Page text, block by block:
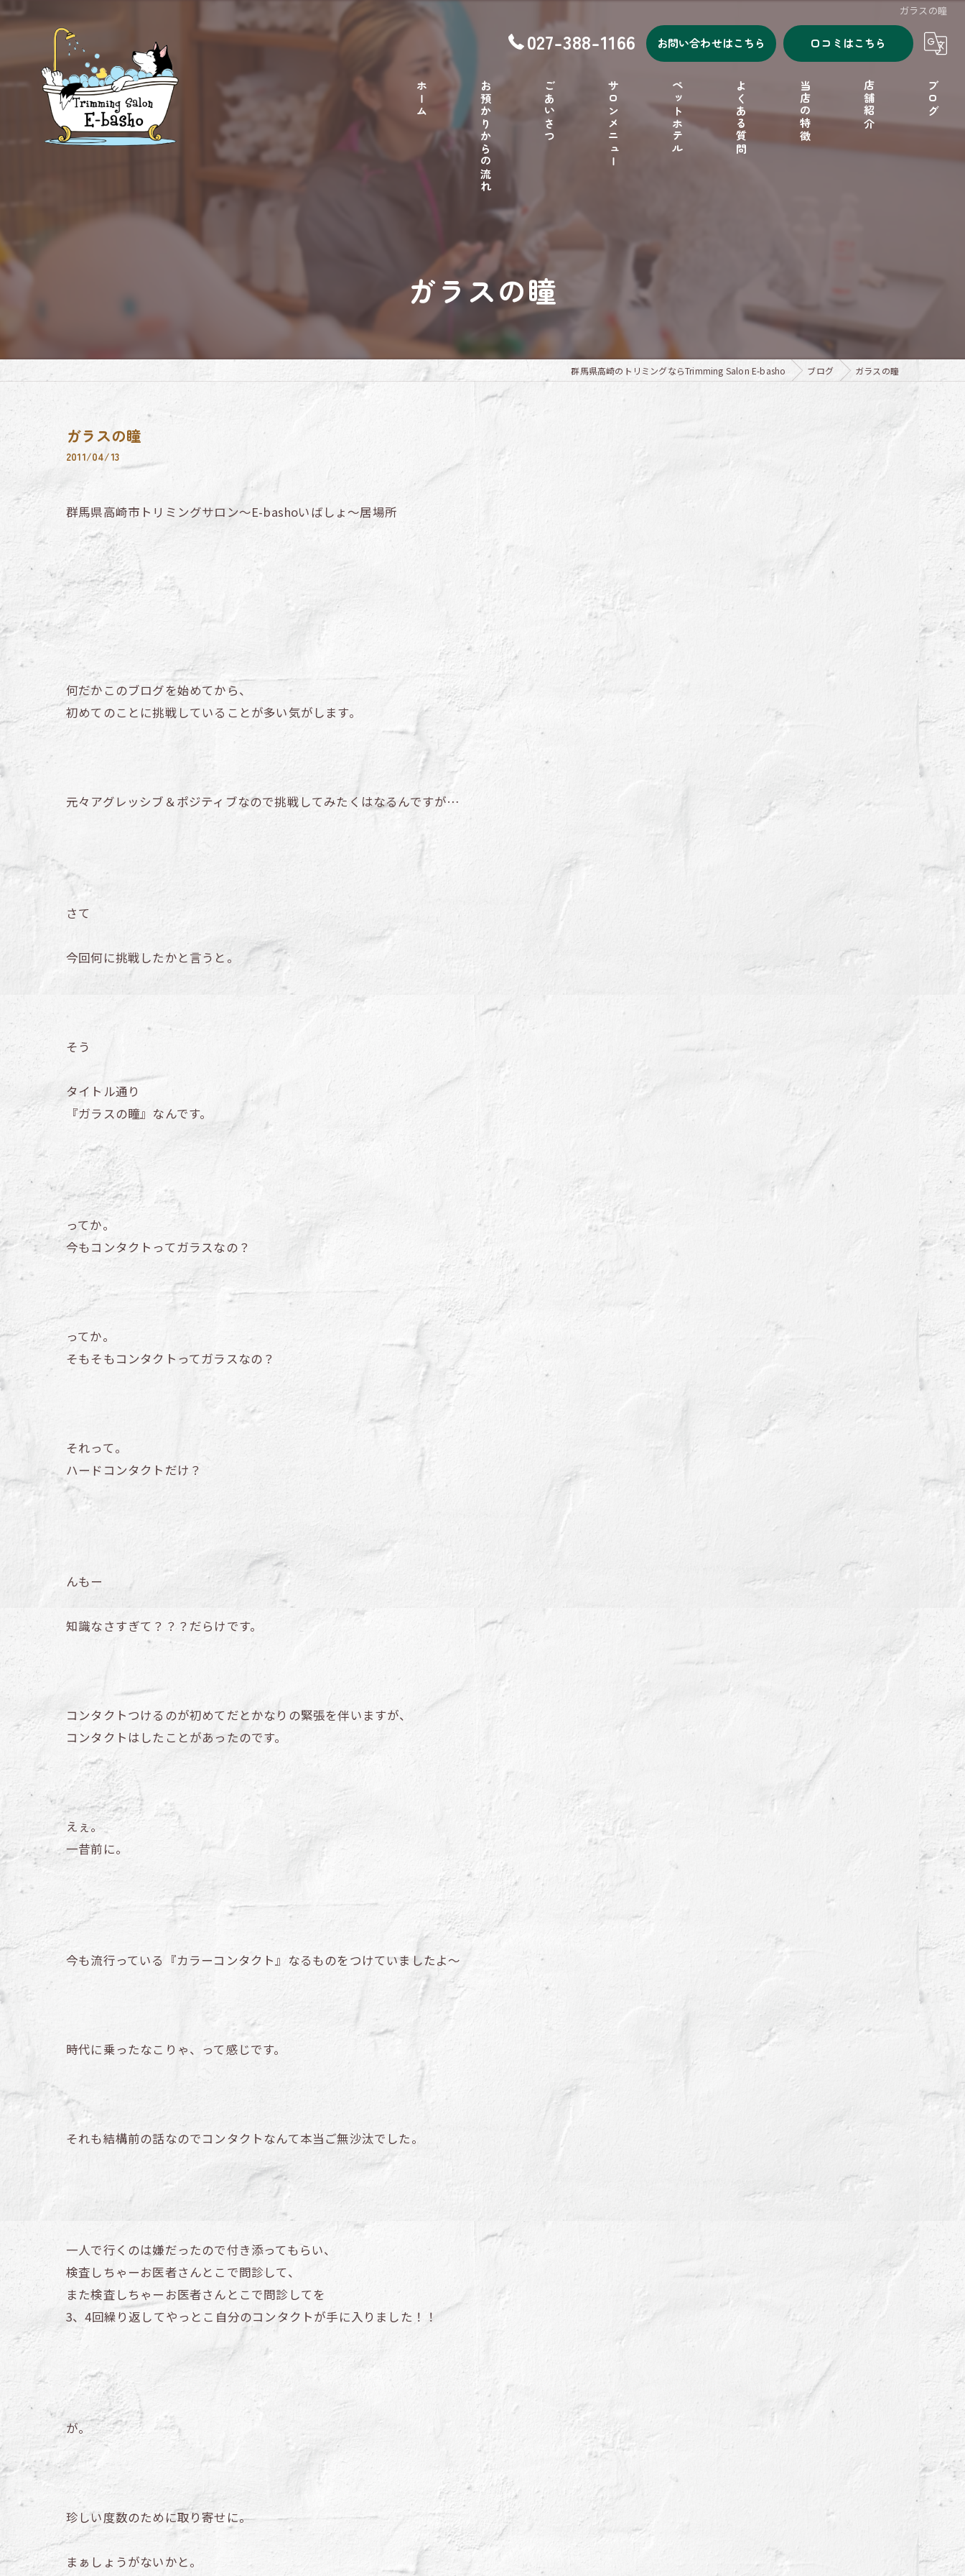
ガラスの瞳
027-388-1166 お問い合わせはこちら 口コミはこちら
ホーム お預かりからの流れ ごあいさつ サロンメニュー ペットホテル よくある質問 当店の特徴 店舗紹介 ブログ
ガラスの瞳
群馬県高崎のトリミングならTrimming Salon E-basho ブログ ガラスの瞳
ガラスの瞳
2011/04/13
群馬県高崎市トリミングサロン～E-bashoいばしょ～居場所
何だかこのブログを始めてから、
初めてのことに挑戦していることが多い気がします。
元々アグレッシブ＆ポジティブなので挑戦してみたくはなるんですが…
さて
今回何に挑戦したかと言うと。
そう
タイトル通り
『ガラスの瞳』なんです。
ってか。
今もコンタクトってガラスなの？
ってか。
そもそもコンタクトってガラスなの？
それって。
ハードコンタクトだけ？
んもー
知識なさすぎて？？？だらけです。
コンタクトつけるのが初めてだとかなりの緊張を伴いますが、
コンタクトはしたことがあったのです。
えぇ。
一昔前に。
今も流行っている『カラーコンタクト』なるものをつけていましたよ～
時代に乗ったなこりゃ、って感じです。
それも結構前の話なのでコンタクトなんて本当ご無沙汰でした。
一人で行くのは嫌だったので付き添ってもらい、
検査しちゃーお医者さんとこで問診して、
また検査しちゃーお医者さんとこで問診してを
3、4回繰り返してやっとこ自分のコンタクトが手に入りました！！
が。
珍しい度数のために取り寄せに。
まぁしょうがないかと。